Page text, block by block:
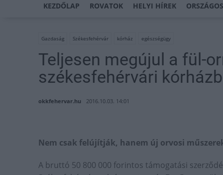
KEZDŐLAP ROVATOK HELYI HÍREK
Gazdaság Székesfehérvár kórház egészségügy
Teljesen megújul a fül-
székesfehérvári
okkfehervar.hu 2016.10.03. 14:01
Nem csak felújítják, hanem új orvosi
A bruttó 50 800 000 forintos támogatási